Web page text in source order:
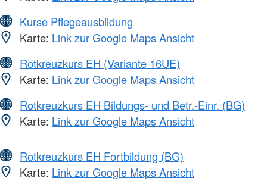
Kurse Pflegeausbildung
Karte: Link zur Google Maps Ansicht
Rotkreuzkurs EH (Variante 16UE)
Karte: Link zur Google Maps Ansicht
Rotkreuzkurs EH Bildungs- und Betr.-Einr. (BG)
Karte: Link zur Google Maps Ansicht
Rotkreuzkurs EH Fortbildung (BG)
Karte: Link zur Google Maps Ansicht